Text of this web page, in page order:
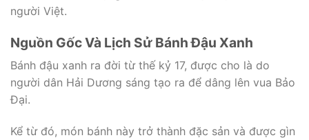
người Việt.
Nguồn Gốc Và Lịch Sử Bánh Đậu Xanh
Bánh đậu xanh ra đời từ thế kỷ 17, được cho là do
người dân Hải Dương sáng tạo ra để dâng lên vua Bảo
Đại.
Kể từ đó, món bánh này trở thành đặc sản và được gìn